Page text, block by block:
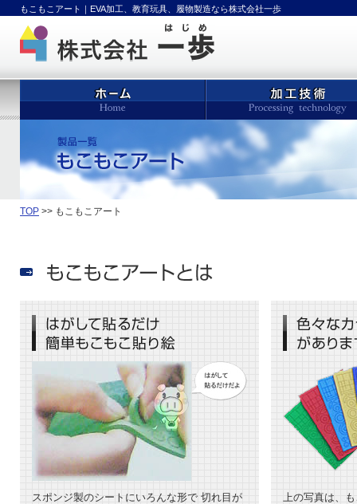
もこもこアート｜EVA加工、教育玩具、履物製造なら株式会社一歩
TOP >> もこもこアート
スポンジ製のシートにいろんな形で 切れ目が
上の写真は、